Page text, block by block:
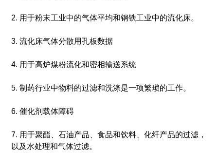
2. 用于粉末工业中的气体平均和钢铁工业中的流化床。
3. 流化床气体分散用孔板数据
4. 用于高炉煤粉流化和密相输送系统
5. 制药行业中物料的过滤和洗涤是一项繁琐的工作。
6. 催化剂载体障碍
7. 用于聚酯、石油产品、食品和饮料、化纤产品的过滤，
以及水处理和气体过滤。